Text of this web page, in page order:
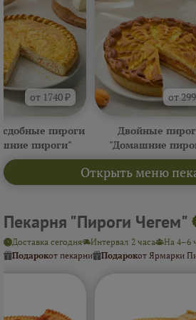
Открыть меню
от 1740 ₽
пироги
пироги"
от
Двойные
"Домашние
Пекарня "Пироги Чегем"
Доставка сегодня Интервал 2 часа
На 4–6
Подарокот пекарни Подарокот Ярмарки